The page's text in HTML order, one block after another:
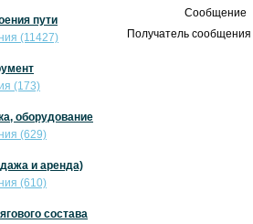
Сообщение
Получатель сообщения
пути
(11427)
(173)
оборудование
(629)
и аренда)
(610)
состава